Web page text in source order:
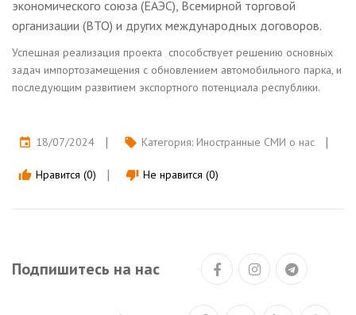
экономического союза (ЕАЭС), Всемирной торговой
организации (ВТО) и других международных договоров.
Успешная реализация проекта способствует решению основных
задач импортозамещения с обновлением автомобильного парка, и
последующим развитием экспортного потенциала республики.
event 18/07/2024 local_offer Категория: Иностранные СМИ о нас
thumb_up Нравится (0) thumb_down Не нравится (0)
Подпишитесь на нас